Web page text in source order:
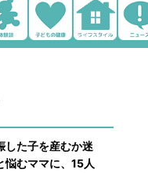
した子を産むか迷
悩むママに、15人